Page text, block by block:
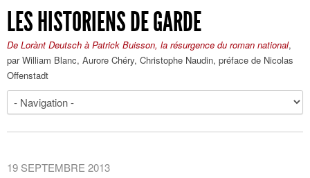
LES HISTORIENS DE GARDE
De Lorànt Deutsch à Patrick Buisson, la résurgence du roman national,
par William Blanc, Aurore Chéry, Christophe Naudin, préface de Nicolas
Offenstadt
19 SEPTEMBRE 2013